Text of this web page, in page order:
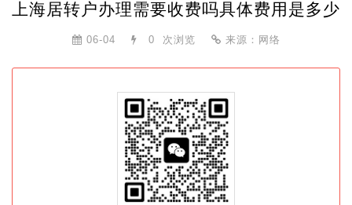
上海居转户办理需要收费吗具体费用是多少
06-04 0 次浏览 来源：网络